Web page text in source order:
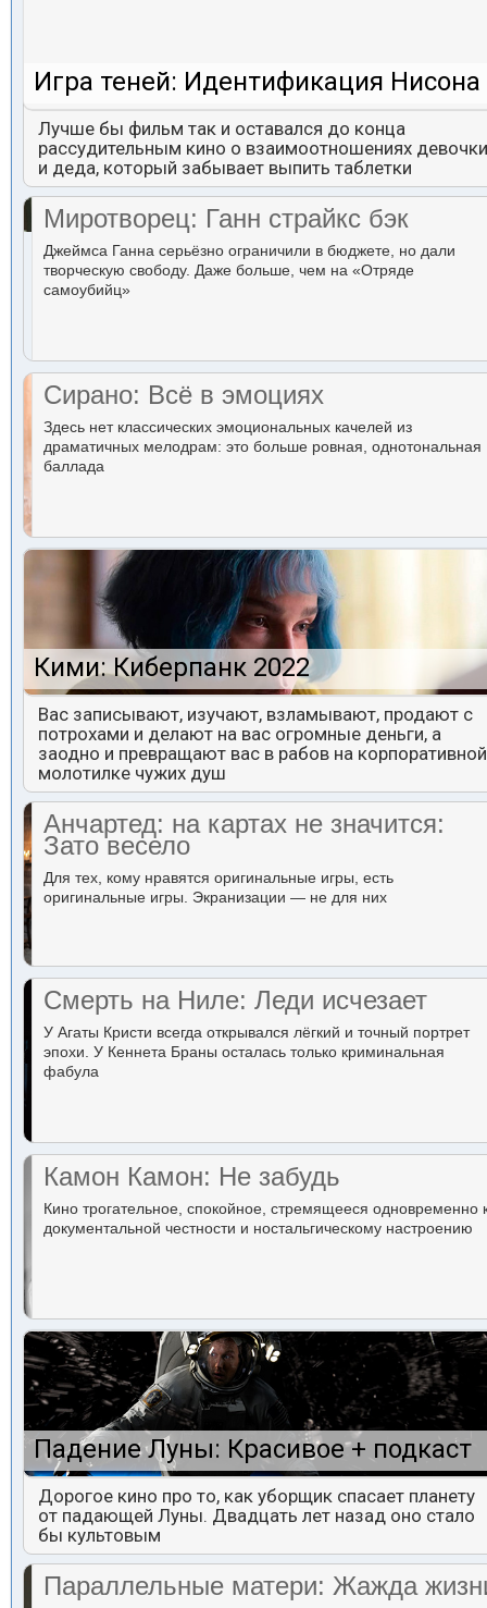
Игра теней: Идентификация Нисона
Лучше бы фильм так и оставался до конца
рассудительным кино о взаимоотношениях девочки
и деда, который забывает выпить таблетки
Миротворец: Ганн страйкс бэк
Джеймса Ганна серьёзно ограничили в бюджете, но дали
творческую свободу. Даже больше, чем на «Отряде
самоубийц»
Сирано: Всё в эмоциях
Здесь нет классических эмоциональных качелей из
драматичных мелодрам: это больше ровная, однотональная
баллада
Кими: Киберпанк 2022
Вас записывают, изучают, взламывают, продают с
потрохами и делают на вас огромные деньги, а
заодно и превращают вас в рабов на корпоративной
молотилке чужих душ
Анчартед: на картах не значится:
Зато весело
Для тех, кому нравятся оригинальные игры, есть
оригинальные игры. Экранизации — не для них
Смерть на Ниле: Леди исчезает
У Агаты Кристи всегда открывался лёгкий и точный портрет
эпохи. У Кеннета Браны осталась только криминальная
фабула
Камон Камон: Не забудь
Кино трогательное, спокойное, стремящееся одновременно
документальной честности и ностальгическому настроению
Падение Луны: Красивое + подкаст
Дорогое кино про то, как уборщик спасает планету
от падающей Луны. Двадцать лет назад оно стало
бы культовым
Параллельные матери: Жажда